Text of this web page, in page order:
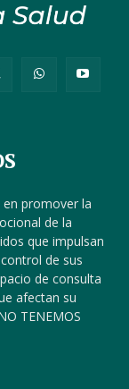
promover la
de la
que impulsan
de sus
de consulta
afectan su
TENEMOS